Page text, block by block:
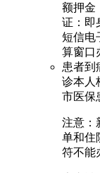
额押金
证：即
短信电
算窗口
患者到
诊本人
市医保
注意：
单和住
符不能